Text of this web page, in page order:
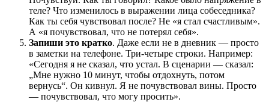
теле? Что изменилось в выражении лица собеседника?
Как ты себя чувствовал после? Не «я стал счастливым».
А «я почувствовал, что не потерял себя».
Запиши это кратко. Даже если не в дневник — просто
в заметки на телефоне. Три-четыре строки. Например:
«Сегодня я не сказал, что устал. В сценарии — сказал:
„Мне нужно 10 минут, чтобы отдохнуть, потом
вернусь“. Он кивнул. Я не почувствовал вины. Просто
— почувствовал, что могу просить».